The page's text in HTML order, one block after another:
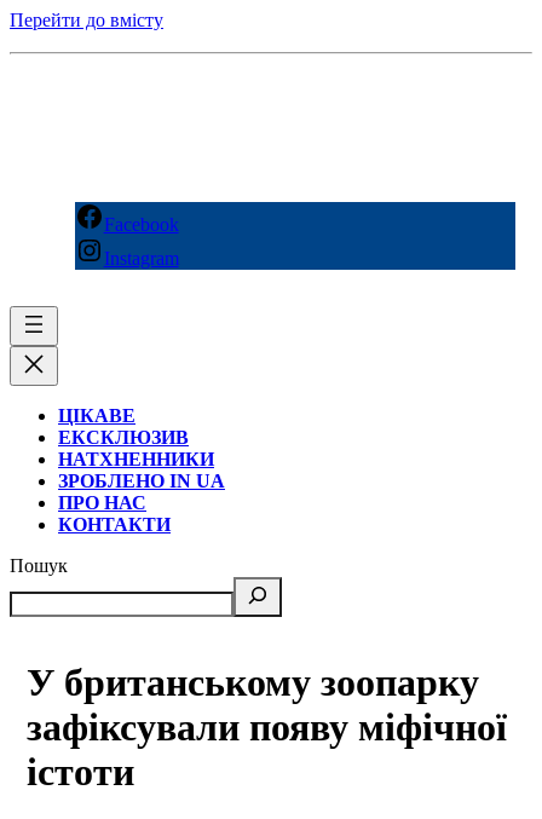
Перейти до вмісту
Facebook
Instagram
ЦІКАВЕ
ЕКСКЛЮЗИВ
НАТХНЕННИКИ
ЗРОБЛЕНО IN UA
ПРО НАС
КОНТАКТИ
Пошук
У британському зоопарку
зафіксували появу міфічної
істоти